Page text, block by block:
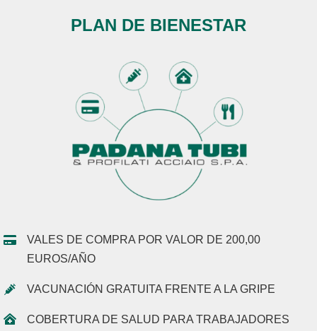
PLAN DE BIENESTAR
VALES DE COMPRA POR VALOR DE 200,00
EUROS/AÑO
VACUNACIÓN GRATUITA FRENTE A LA GRIPE
COBERTURA DE SALUD PARA TRABAJADORES